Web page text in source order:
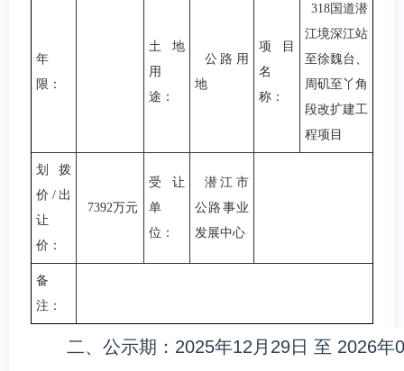
年
限：
土地
用
途：
公路用
地
项目
名
称：
318国道潜
江境深江站
至徐魏台、
周矶至丫角
段改扩建工
程项目
划拨
价/出
让
价：
7392万元
受让
单
位：
潜江市
公路事业
发展中心
备
注：
二、公示期：2025年12月29日 至 2026年